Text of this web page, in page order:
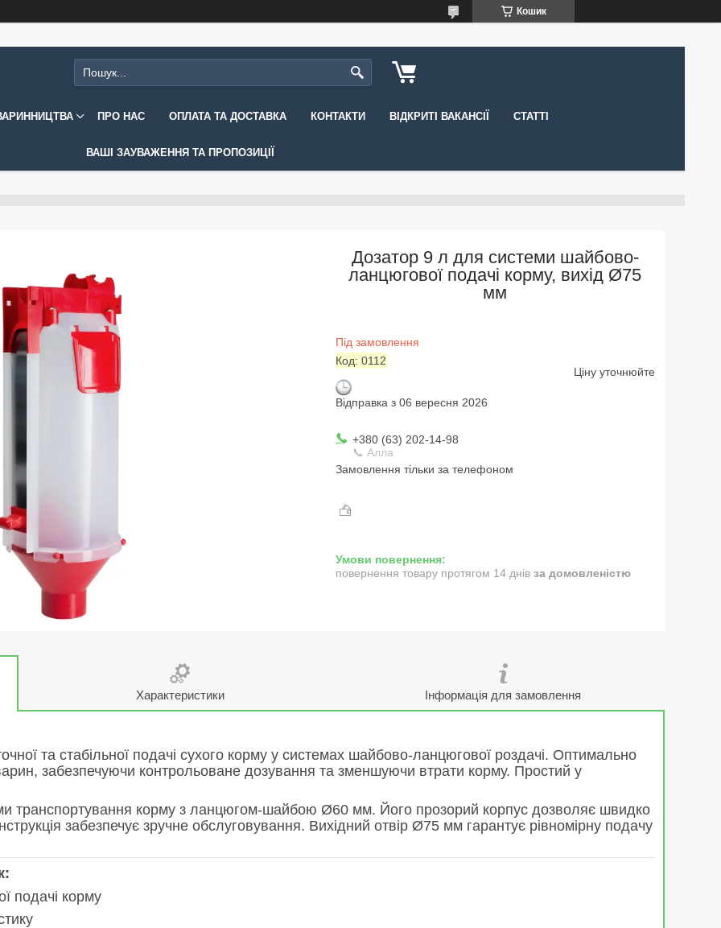
Кошик
ПРО НАС ОПЛАТА ТА ДОСТАВКА КОНТАКТИ ВІДКРИТІ ВАКАНСІЇ СТАТТІ
ВАШІ ЗАУВАЖЕННЯ ТА ПРОПОЗИЦІЇ
Дозатор 9 л для системи шайбово-
ланцюгової подачі корму, вихід Ø75
мм
Під замовлення
Код: 0112
Відправка з 06 вересня 2026
Ціну уточнюйте
+380 (63) 202-14-98
📞 Алла
Замовлення тільки за телефоном
повернення товару протягом 14 днів за домовленістю
Характеристики Інформація для замовлення
та стабільної подачі сухого корму у системах шайбово-ланцюгової роздачі. Оптимально
забезпечуючи контрольоване дозування та зменшуючи втрати корму. Простий у
транспортування корму з ланцюгом-шайбою Ø60 мм. Його прозорий корпус дозволяє швидко
забезпечує зручне обслуговування. Вихідний отвір Ø75 мм гарантує рівномірну подачу
подачі корму